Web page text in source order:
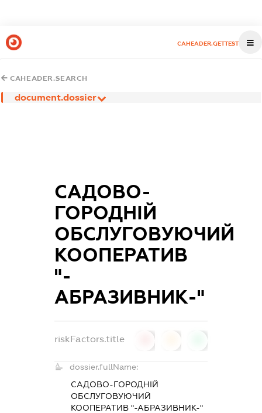
CAHEADER.GETTEST
CAHEADER.SEARCH
document.dossier
САДОВО-
ГОРОДНІЙ
ОБСЛУГОВУЮЧИЙ
КООПЕРАТИВ
"-
АБРАЗИВНИК-"
riskFactors.title
dossier.fullName:
САДОВО-ГОРОДНІЙ
ОБСЛУГОВУЮЧИЙ
КООПЕРАТИВ "-АБРАЗИВНИК-"